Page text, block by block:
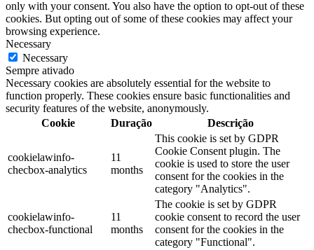
only with your consent. You also have the option to opt-out of these
cookies. But opting out of some of these cookies may affect your
browsing experience.
Necessary
Necessary
Sempre ativado
Necessary cookies are absolutely essential for the website to
function properly. These cookies ensure basic functionalities and
security features of the website, anonymously.
Cookie
Duração Descrição
cookielawinfo-
checbox-analytics
11
months
This cookie is set by GDPR
Cookie Consent plugin. The
cookie is used to store the user
consent for the cookies in the
category "Analytics".
cookielawinfo-
checbox-functional
11
months
The cookie is set by GDPR
cookie consent to record the user
consent for the cookies in the
category "Functional".